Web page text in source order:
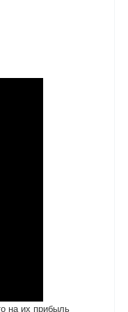
на их прибыль